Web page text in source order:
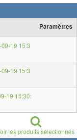
Paramètres
19 15:3
19 15:3
19 15:30:
les produits sélectionnés